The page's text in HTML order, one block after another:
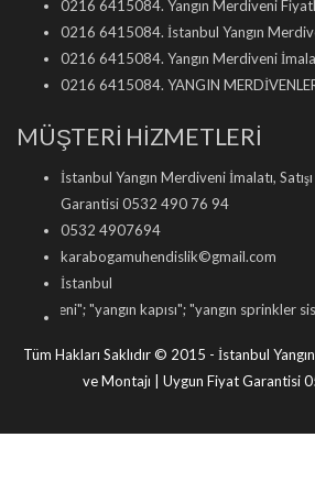
0216 6415084. Yangın Merdiveni
0216 6415084. İstanbul Yangın
0216 6415084. Yangın Merdiveni
0216 6415084. YANGIN
MÜŞTERİ HİZMETLERİ
İstanbul Yangın Merdiveni İmalatı,
Garantisi 0532 490 76 94
0532 4907694
karabogamuhendislik©gmail.com
İstanbul
yangın kapısı"; "yangın sprinkler sistemi "; "
Tüm Hakları Saklıdır © 2015 - İstanbul
ve Montajı | Uygun Fiyat Garantisi